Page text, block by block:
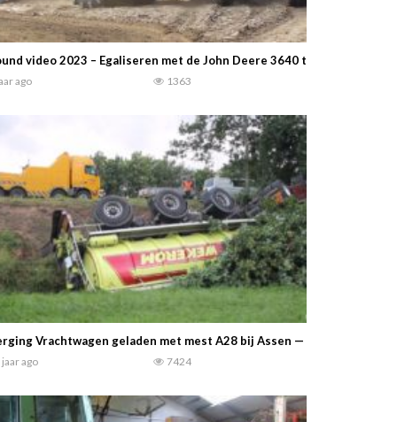
video 2023 – Egaliseren met de John Deere 3640 trekker en AP
ago 1363
Vrachtwagen geladen met mest A28 bij Assen — R Koene
ago 7424